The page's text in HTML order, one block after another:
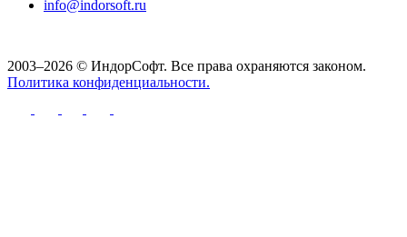
info@indorsoft.ru
2003–2026 © ИндорСофт. Все права охраняются законом.
Политика конфиденциальности.